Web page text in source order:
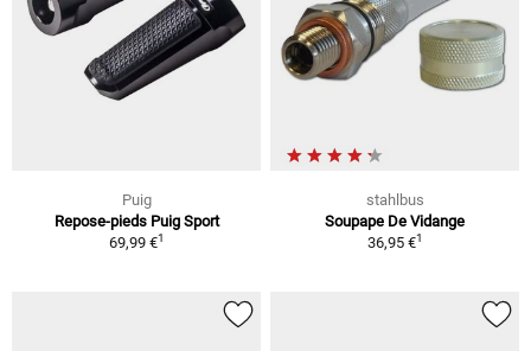
Puig
Repose-pieds Puig Sport
69,99 €1
stahlbus
Soupape De Vidange
36,95 €1